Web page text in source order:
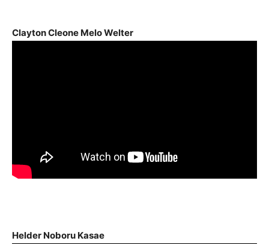
Clayton Cleone Melo Welter
Helder Noboru Kasae